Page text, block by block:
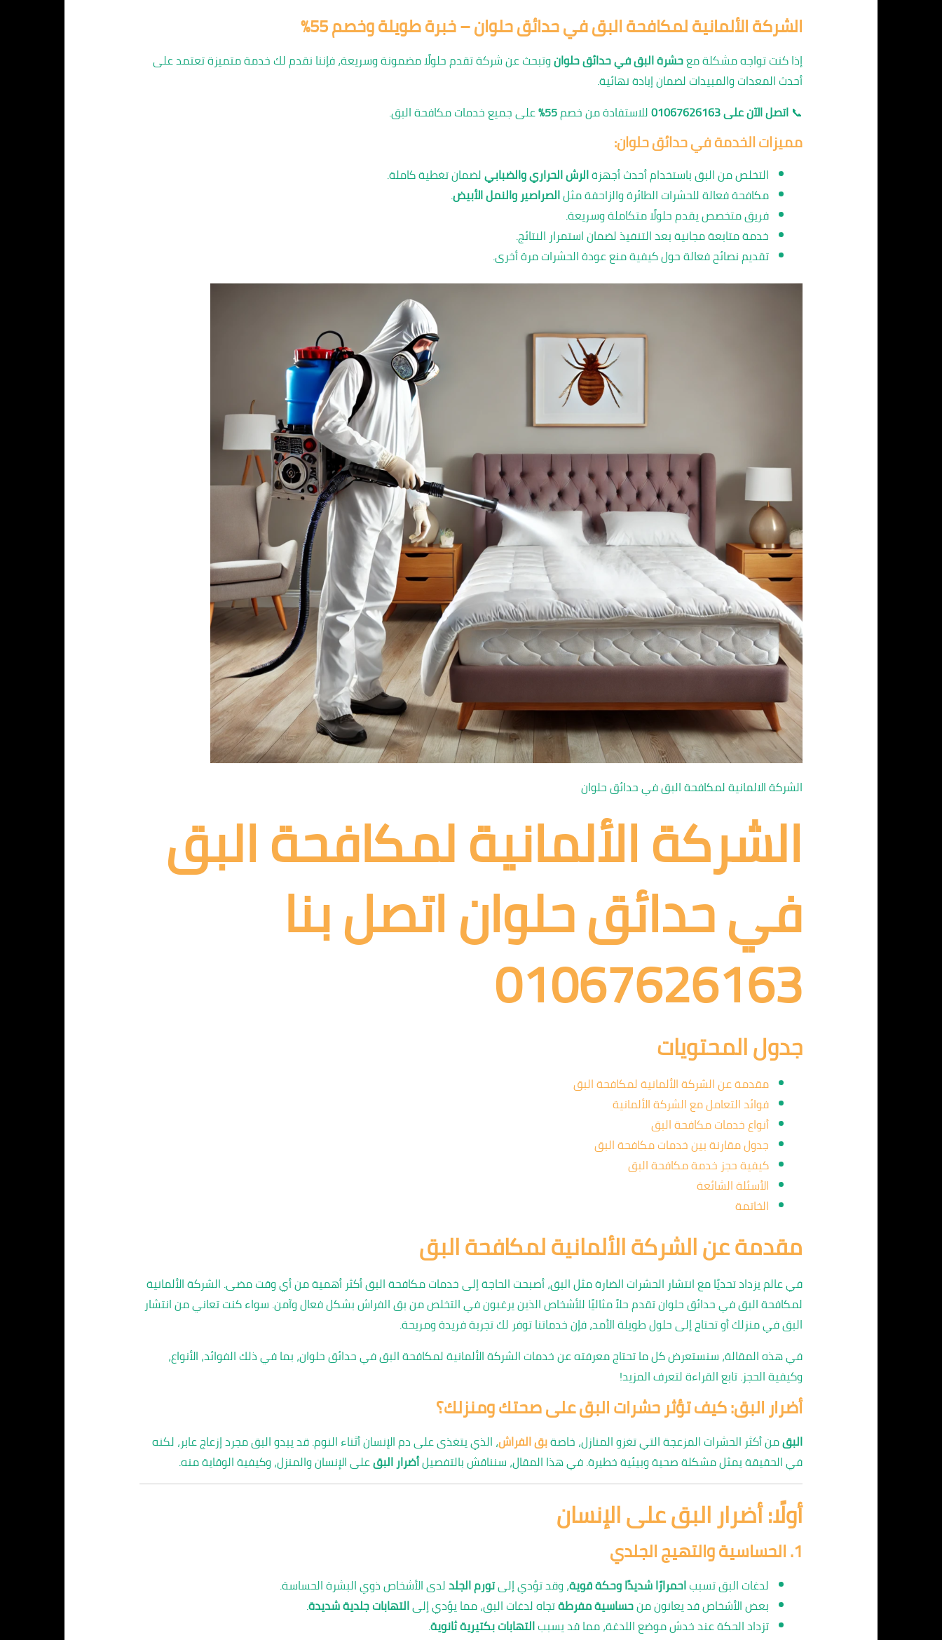
الشركة الألمانية لمكافحة البق في حدائق حلوان – خبرة طويلة وخصم 55%
إذا كنت تواجه مشكلة معحشرة البق في حدائق حلوانوتبحث عن شركة تقدم حلولًا مضمونة وسريعة، فإننا نقدم لك خدمة متميزة تعتمد على
أحدث المعدات والمبيدات لضمان إبادة نهائية.
📞 اتصل الآن على 01067626163 للاستفادة من خصم55% على جميع خدمات مكافحة البق.
مميزات الخدمة في حدائق حلوان:
التخلص من البق باستخدام أحدث أجهزةالرش الحراري والضبابيلضمان تغطية كاملة.
مكافحة فعالة للحشرات الطائرة والزاحفة مثلالصراصير والنمل الأبيض.
فريق متخصص يقدم حلولًا متكاملة وسريعة.
خدمة متابعة مجانية بعد التنفيذ لضمان استمرار النتائج.
تقديم نصائح فعالة حول كيفية منع عودة الحشرات مرة أخرى.
الشركة الالمانية لمكافحة البق في حدائق حلوان
الشركة الألمانية لمكافحة البق
في حدائق حلوان اتصل بنا
01067626163
جدول المحتويات
مقدمة عن الشركة الألمانية لمكافحة البق
فوائد التعامل مع الشركة الألمانية
أنواع خدمات مكافحة البق
جدول مقارنة بين خدمات مكافحة البق
كيفية حجز خدمة مكافحة البق
الأسئلة الشائعة
الخاتمة
مقدمة عن الشركة الألمانية لمكافحة البق
في عالم يزداد تحديًا مع انتشار الحشرات الضارة مثل البق، أصبحت الحاجة إلى خدمات مكافحة البق أكثر أهمية من أي وقت مضى. الشركة الألمانية
لمكافحة البق في حدائق حلوان تقدم حلاً مثاليًا للأشخاص الذين يرغبون في التخلص من بق الفراش بشكل فعال وآمن. سواء كنت تعاني من انتشار
البق في منزلك أو تحتاج إلى حلول طويلة الأمد، فإن خدماتنا توفر لك تجربة فريدة ومريحة.
في هذه المقالة، سنستعرض كل ما تحتاج معرفته عن خدمات الشركة الألمانية لمكافحة البق في حدائق حلوان، بما في ذلك الفوائد، الأنواع،
وكيفية الحجز. تابع القراءة لتعرف المزيد!
أضرار البق: كيف تؤثر حشرات البق على صحتك ومنزلك؟
البقمن أكثر الحشرات المزعجة التي تغزو المنازل، خاصةبق الفراش، الذي يتغذى على دم الإنسان أثناء النوم. قد يبدو البق مجرد إزعاج عابر، لكنه
في الحقيقة يمثل مشكلة صحية وبيئية خطيرة. في هذا المقال، سنناقش بالتفصيلأضرار البقعلى الإنسان والمنزل، وكيفية الوقاية منه.
أولًا: أضرار البق على الإنسان
1. الحساسية والتهيج الجلدي
لدغات البق تسبباحمرارًا شديدًا وحكة قوية، وقد تؤدي إلىتورم الجلدلدى الأشخاص ذوي البشرة الحساسة.
بعض الأشخاص قد يعانون منحساسية مفرطةتجاه لدغات البق، مما يؤدي إلىالتهابات جلدية شديدة.
تزداد الحكة عند خدش موضع اللدغة، مما قد يسببالتهابات بكتيرية ثانوية.